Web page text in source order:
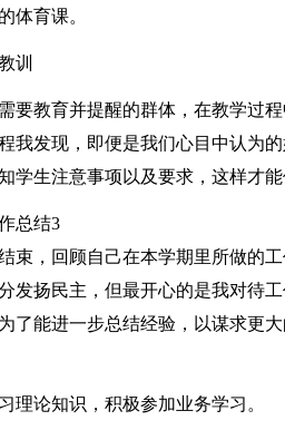
体育课。
训
要教育并提醒的群体，在教学过
我发现，即便是我们心目中认为
学生注意事项以及要求，这样才
总结3
束，回顾自己在本学期里所做的
发扬民主，但最开心的是我对待
了能进一步总结经验，以谋求更
理论知识，积极参加业务学习。